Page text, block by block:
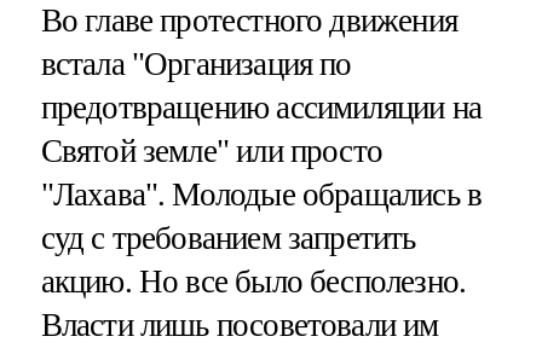
Во главе протестного движения
встала "Организация по
предотвращению ассимиляции на
Святой земле" или просто
"Лахава". Молодые обращались в
суд с требованием запретить
акцию. Но все было бесполезно.
Власти лишь посоветовали им